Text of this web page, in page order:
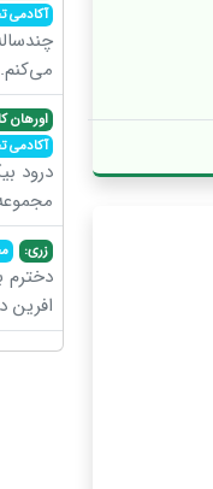
آکادمی
اورهان
آکادمی
درود
زری: